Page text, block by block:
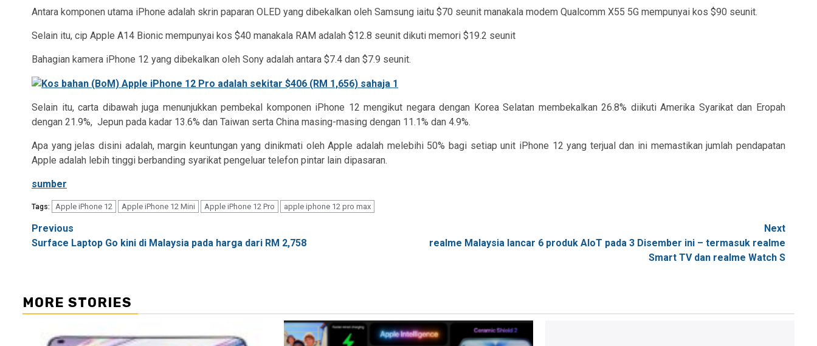
Antara komponen utama iPhone adalah skrin paparan OLED yang dibekalkan oleh Samsung iaitu $70 seunit manakala modem Qualcomm X55 5G mempunyai kos $90 seunit.
Selain itu, cip Apple A14 Bionic mempunyai kos $40 manakala RAM adalah $12.8 seunit dikuti memori $19.2 seunit
Bahagian kamera iPhone 12 yang dibekalkan oleh Sony adalah antara $7.4 dan $7.9 seunit.
Selain itu, carta dibawah juga menunjukkan pembekal komponen iPhone 12 mengikut negara dengan Korea Selatan membekalkan 26.8% diikuti Amerika Syarikat dan Eropah
dengan 21.9%, Jepun pada kadar 13.6% dan Taiwan serta China masing-masing dengan 11.1% dan 4.9%.
Apa yang jelas disini adalah, margin keuntungan yang dinikmati oleh Apple adalah melebihi 50% bagi setiap unit iPhone 12 yang terjual dan ini memastikan jumlah pendapatan
Apple adalah lebih tinggi berbanding syarikat pengeluar telefon pintar lain dipasaran.
sumber
Tags: Apple iPhone 12 Apple iPhone 12 Mini Apple iPhone 12 Pro apple iphone 12 pro max
Post
navigation
Previous
Surface Laptop Go kini di Malaysia pada harga dari RM 2,758
Next
realme Malaysia lancar 6 produk AIoT pada 3 Disember ini – termasuk realme
Smart TV dan realme Watch S
MORE STORIES